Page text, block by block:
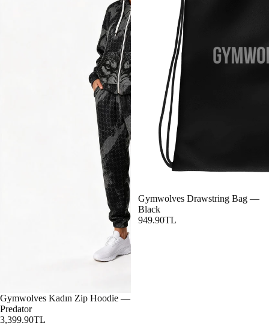
Gymwolves Kadın Zip Hoodie —
Predator
3,399.90TL
Gymwolves Drawstring Bag —
Black
949.90TL